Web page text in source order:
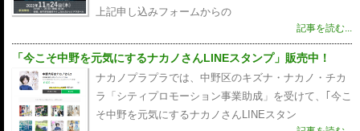
上記申し込みフォームからの
記事を読む...
「今こそ中野を元気にするナカノさんLINEスタンプ」販売中！
ナカノプラプラでは、中野区のキズナ・ナカノ・チカ
ラ「シティプロモーション事業助成」を受けて、｢今こ
そ中野を元気にするナカノさんLINEスタン